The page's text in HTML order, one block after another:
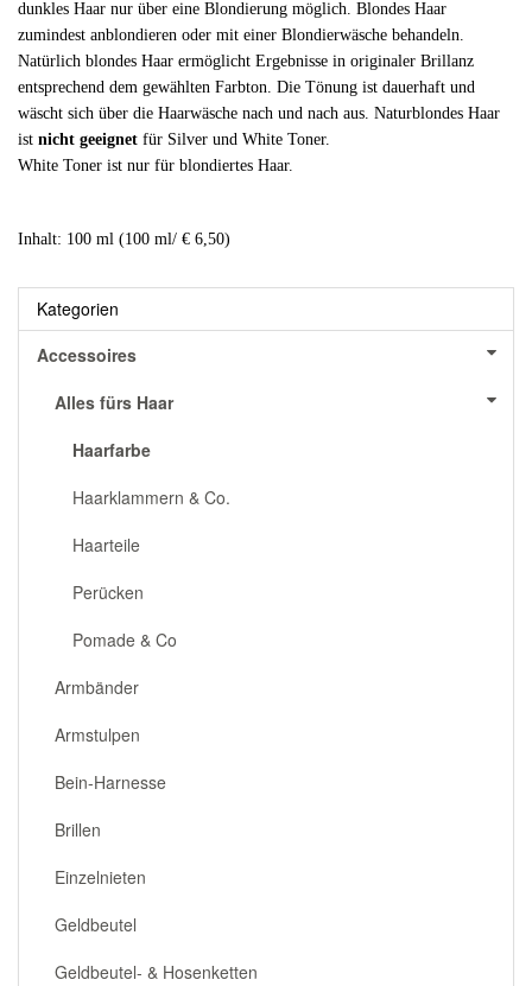
dunkles Haar nur über eine Blondierung möglich. Blondes Haar
zumindest anblondieren oder mit einer Blondierwäsche behandeln.
Natürlich blondes Haar ermöglicht Ergebnisse in originaler Brillanz
entsprechend dem gewählten Farbton. Die Tönung ist dauerhaft und
wäscht sich über die Haarwäsche nach und nach aus. Naturblondes Haar
ist nicht geeignet für Silver und White Toner.
White Toner ist nur für blondiertes Haar.
Inhalt: 100 ml (100 ml/ € 6,50)
Kategorien
Accessoires
Alles fürs Haar
Haarfarbe
Haarklammern & Co.
Haarteile
Perücken
Pomade & Co
Armbänder
Armstulpen
Bein-Harnesse
Brillen
Einzelnieten
Geldbeutel
Geldbeutel- & Hosenketten